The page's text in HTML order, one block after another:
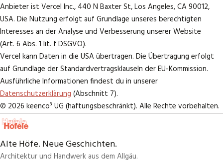
Anbieter ist Vercel Inc., 440 N Baxter St, Los Angeles, CA 90012,
USA. Die Nutzung erfolgt auf Grundlage unseres berechtigten
Interesses an der Analyse und Verbesserung unserer Website
(Art. 6 Abs. 1 lit. f DSGVO).
Vercel kann Daten in die USA übertragen. Die Übertragung erfolgt
auf Grundlage der Standardvertragsklauseln der EU-Kommission.
Ausführliche Informationen findest du in unserer
Datenschutzerklärung (Abschnitt 7).
© 2026 keenco³ UG (haftungsbeschränkt). Alle Rechte vorbehalten.
Alte Höfe. Neue Geschichten.
Architektur und Handwerk aus dem Allgäu.